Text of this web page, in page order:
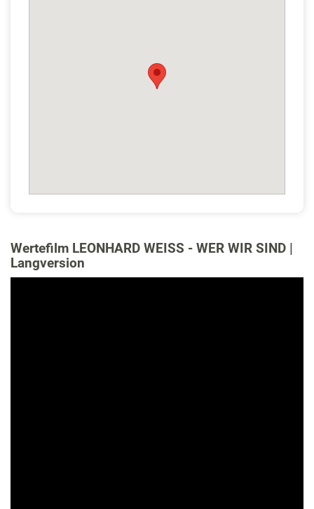
Wertefilm LEONHARD WEISS - WER WIR SIND |
Langversion